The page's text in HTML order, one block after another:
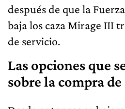
después de que la
baja los caza Mirage III
de servicio.
Las opciones que
sobre la compra de